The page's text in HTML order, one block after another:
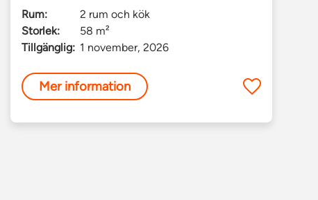
Rum:
2 rum och kök
Storlek:
58 m²
Tillgänglig: 1 november, 2026
Mer information